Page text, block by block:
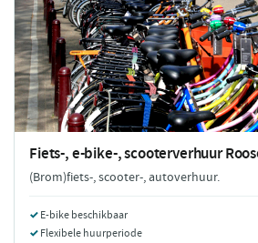
Fiets-, e-bike-, scooterverhuur
(Brom)fiets-, scooter-, autoverhuur.
E-bike beschikbaar
Flexibele huurperiode